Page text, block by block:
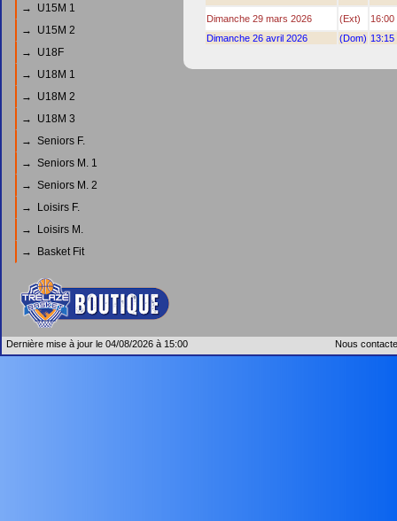
→ U15M 1
→ U15M 2
→ U18F
→ U18M 1
→ U18M 2
→ U18M 3
→ Seniors F.
→ Seniors M. 1
→ Seniors M. 2
→ Loisirs F.
→ Loisirs M.
→ Basket Fit
Dimanche 29 mars 2026 (Ext)
16:00
Dimanche 26 avril 2026
(Dom) 13:15
Dernière mise à jour le 04/08/2026 à 15:00 Nous